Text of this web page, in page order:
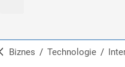
Biznes / Technologie /